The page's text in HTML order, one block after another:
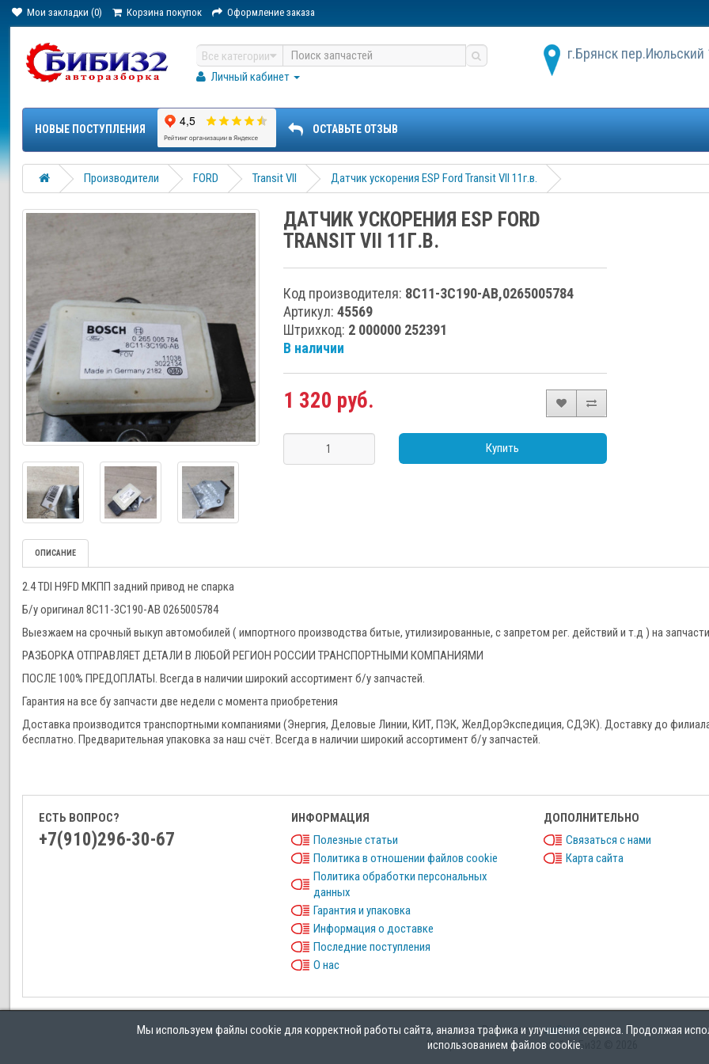
Мои закладки (0) Корзина покупок Оформление заказа
Мы используем файлы cookie для корректной работы сайта, анализа трафика и улучшения сервиса. Продолжая
использованием файлов cookie.
Все категории
Личный кабинет
г.Брянск пер.Июльский
НОВЫЕ ПОСТУПЛЕНИЯ ОСТАВЬТЕ ОТЗЫВ
Производители FORD Transit VII Датчик ускорения ESP Ford Transit VII 11г.в.
ДАТЧИК УСКОРЕНИЯ ESP FORD
TRANSIT VII 11Г.В.
Код производителя: 8C11-3C190-AB,0265005784
Артикул: 45569
Штрихкод: 2 000000 252391
В наличии
1 320 руб.
Купить
ОПИСАНИЕ
2.4 TDI H9FD МКПП задний привод не спарка
Б/у оригинал 8C11-3C190-AB 0265005784
Выезжаем на срочный выкуп автомобилей ( импортного производства битые, утилизированные, с запретом рег. действий и т.д ) на
РАЗБОРКА ОТПРАВЛЯЕТ ДЕТАЛИ В ЛЮБОЙ РЕГИОН РОССИИ ТРАНСПОРТНЫМИ КОМПАНИЯМИ
ПОСЛЕ 100% ПРЕДОПЛАТЫ. Всегда в наличии широкий ассортимент б/у запчастей.
Гарантия на все бу запчасти две недели с момента приобретения
Доставка производится транспортными компаниями (Энергия, Деловые Линии, КИТ, ПЭК, ЖелДорЭкспедиция, СДЭК). Доставку до
бесплатно. Предварительная упаковка за наш счёт. Всегда в наличии широкий ассортимент б/у запчастей.
ЕСТЬ ВОПРОС?
+7(910)296-30-67
ИНФОРМАЦИЯ
Полезные статьи
Политика в отношении файлов cookie
Политика обработки персональных
данных
Гарантия и упаковка
Информация о доставке
Последние поступления
О нас
ДОПОЛНИТЕЛЬНО
Связаться с нами
Карта сайта
Работает наocStore
Интернет магазин запчастей БиБи32 © 2026